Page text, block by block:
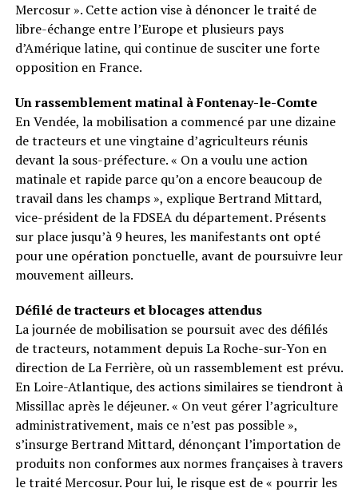
Mercosur ». Cette action vise à dénoncer le traité de
libre-échange entre l’Europe et plusieurs pays
d’Amérique latine, qui continue de susciter une forte
opposition en France.
Un rassemblement matinal à Fontenay-le-Comte
En Vendée, la mobilisation a commencé par une dizaine
de tracteurs et une vingtaine d’agriculteurs réunis
devant la sous-préfecture. « On a voulu une action
matinale et rapide parce qu’on a encore beaucoup de
travail dans les champs », explique Bertrand Mittard,
vice-président de la FDSEA du département. Présents
sur place jusqu’à 9 heures, les manifestants ont opté
pour une opération ponctuelle, avant de poursuivre leur
mouvement ailleurs.
Défilé de tracteurs et blocages attendus
La journée de mobilisation se poursuit avec des défilés
de tracteurs, notamment depuis La Roche-sur-Yon en
direction de La Ferrière, où un rassemblement est prévu.
En Loire-Atlantique, des actions similaires se tiendront à
Missillac après le déjeuner. « On veut gérer l’agriculture
administrativement, mais ce n’est pas possible »,
s’insurge Bertrand Mittard, dénonçant l’importation de
produits non conformes aux normes françaises à travers
le traité Mercosur. Pour lui, le risque est de « pourrir les